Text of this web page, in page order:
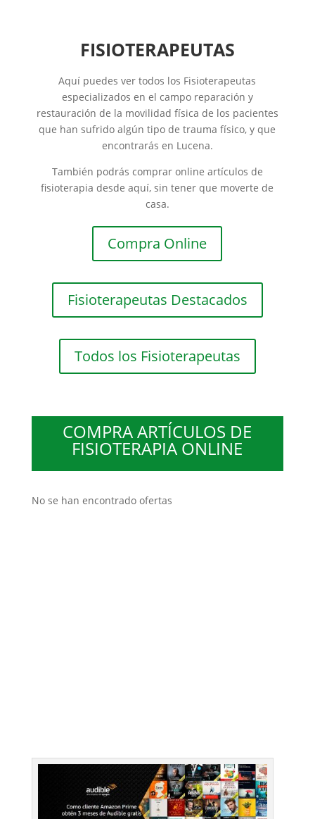
FISIOTERAPEUTAS
Aquí puedes ver todos los Fisioterapeutas
especializados en el campo reparación y
restauración de la movilidad física de los pacientes
que han sufrido algún tipo de trauma físico, y que
encontrarás en Lucena.
También podrás comprar online artículos de
fisioterapia desde aquí, sin tener que moverte de
casa.
Compra Online
Fisioterapeutas Destacados
Todos los Fisioterapeutas
COMPRA ARTÍCULOS DE
FISIOTERAPIA ONLINE
No se han encontrado ofertas